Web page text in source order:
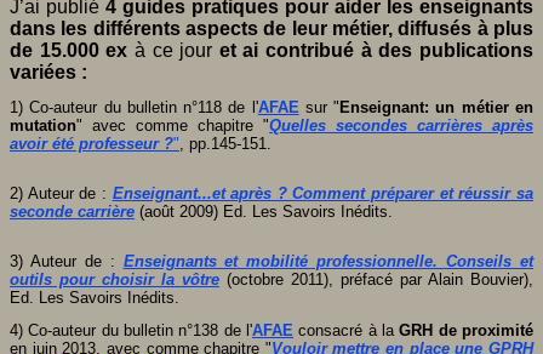
J’ai publié 4 guides pratiques pour aider les enseignants
dans les différents aspects de leur métier, diffusés à plus
de 15.000 ex à ce jour et ai contribué à des publications
variées :
1) Co-auteur du bulletin n°118 de l'AFAE sur "Enseignant: un métier en
mutation" avec comme chapitre "Quelles secondes carrières après
avoir été professeur ?" , pp.145-151.
2) Auteur de : Enseignant...et après ? Comment préparer et réussir sa
seconde carrière (août 2009) Ed. Les Savoirs Inédits.
3) Auteur de : Enseignants et mobilité professionnelle. Conseils et
outils pour choisir la vôtre (octobre 2011), préfacé par Alain Bouvier),
Ed. Les Savoirs Inédits.
4) Co-auteur du bulletin n°138 de l'AFAE consacré à laGRH de proximité
en juin 2013, avec comme chapitre "Vouloir mettre en place une GPRH